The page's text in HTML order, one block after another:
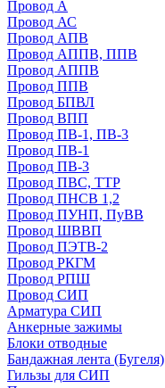
Провод А
Провод АС
Провод АПВ
Провод АППВ, ППВ
Провод АППВ
Провод ППВ
Провод БПВЛ
Провод ВПП
Провод ПВ-1, ПВ-3
Провод ПВ-1
Провод ПВ-3
Провод ПВС, ТТР
Провод ПНСВ 1,2
Провод ПУНП, ПуВВ
Провод ШВВП
Провод ПЭТВ-2
Провод РКГМ
Провод РПШ
Провод СИП
Арматура СИП
Анкерные зажимы
Блоки отводные
Бандажная лента (Бугеля)
Гильзы для СИП